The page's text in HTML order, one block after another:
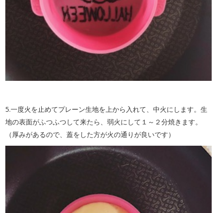
5.一度火を止めてプレーン生地を上から入れて、中火にします。生
地の表面がふつふつして来たら、弱火にして１～２分焼きます。
（厚みがあるので、蓋をした方が火の通りが良いです）